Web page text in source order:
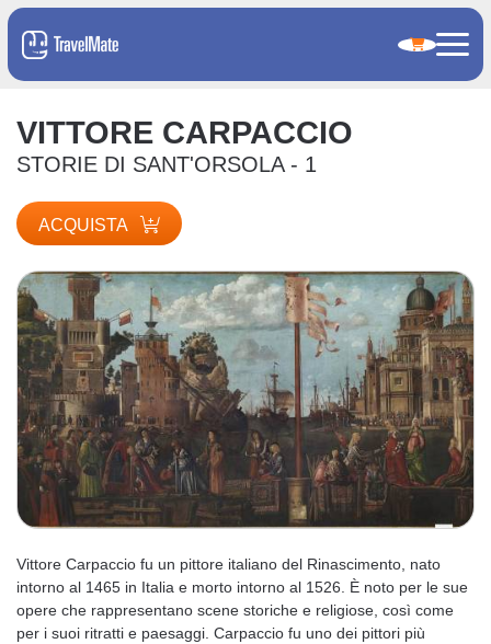
VITTORE CARPACCIO
STORIE DI SANT'ORSOLA - 1
ACQUISTA
Vittore Carpaccio fu un pittore italiano del Rinascimento, nato
intorno al 1465 in Italia e morto intorno al 1526. È noto per le sue
opere che rappresentano scene storiche e religiose, così come
per i suoi ritratti e paesaggi. Carpaccio fu uno dei pittori più